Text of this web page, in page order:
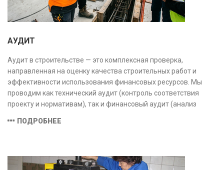
АУДИТ
Аудит в строительстве — это комплексная проверка,
направленная на оценку качества строительных работ и
эффективности использования финансовых ресурсов. Мы
проводим как технический аудит (контроль соответствия
проекту и нормативам), так и финансовый аудит (анализ
безопасность и экономическую обоснованность проекта.
ПОДРОБНЕЕ